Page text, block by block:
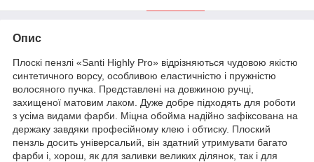
Опис
Плоскі пензлі «Santi Highly Pro» відрізняються чудовою якістю
синтетичного ворсу, особливою еластичністю і пружністю
волосяного пучка. Представлені на довжиною ручці,
захищеної матовим лаком. Дуже добре підходять для роботи
з усіма видами фарби. Міцна обойма надійно зафіксована на
держаку завдяки професійному клею і обтиску. Плоский
пензль досить універсальий, він здатний утримувати багато
фарби і, хорош, як для заливки великих ділянок, так і для